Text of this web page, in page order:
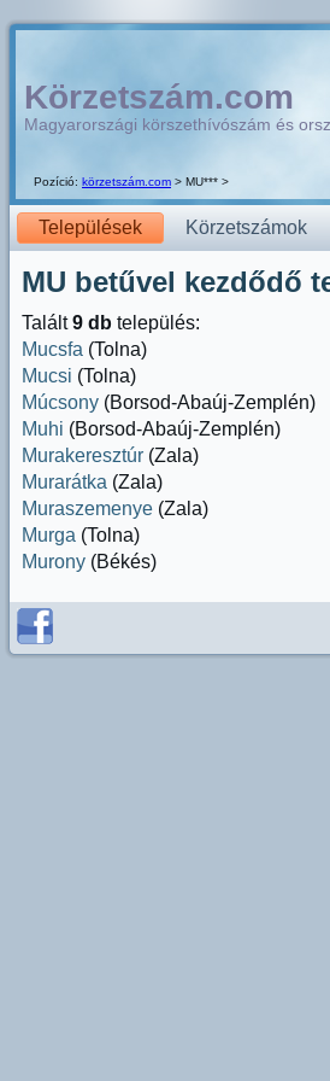
Pozíció: körzetszám.com > MU*** >
Körzetszám.com
Magyarországi körszethívószám és
Települések Körzetszámok
MU betűvel kezdődő
Talált9 db település:
Mucsfa (Tolna)
Mucsi (Tolna)
Múcsony (Borsod-Abaúj-Zemplén)
Muhi (Borsod-Abaúj-Zemplén)
Murakeresztúr (Zala)
Murarátka (Zala)
Muraszemenye (Zala)
Murga (Tolna)
Murony (Békés)